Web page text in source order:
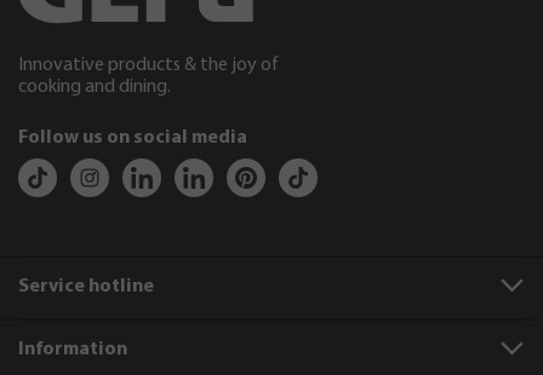
Innovative products & the joy of
cooking and dining.
Follow us on social media
Service hotline
Information